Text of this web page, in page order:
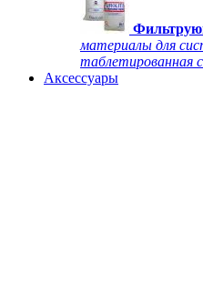
материалы для
таблетированная
Аксессуары